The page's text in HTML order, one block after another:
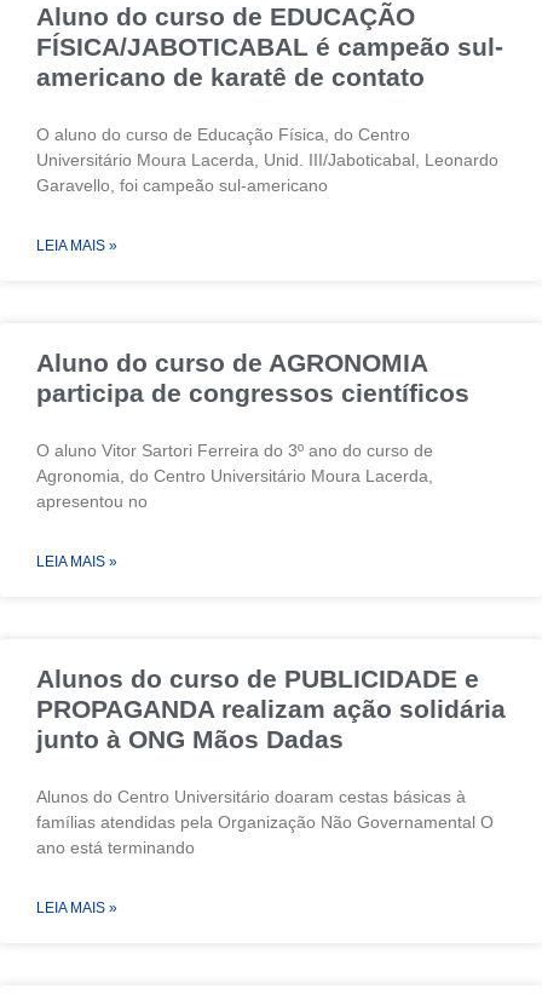
Aluno do curso de EDUCAÇÃO
FÍSICA/JABOTICABAL é campeão sul-
americano de karatê de contato
O aluno do curso de Educação Física, do Centro
Universitário Moura Lacerda, Unid. III/Jaboticabal, Leonardo
Garavello, foi campeão sul-americano
LEIA MAIS »
Aluno do curso de AGRONOMIA
participa de congressos científicos
O aluno Vitor Sartori Ferreira do 3º ano do curso de
Agronomia, do Centro Universitário Moura Lacerda,
apresentou no
LEIA MAIS »
Alunos do curso de PUBLICIDADE e
PROPAGANDA realizam ação solidária
junto à ONG Mãos Dadas
Alunos do Centro Universitário doaram cestas básicas à
famílias atendidas pela Organização Não Governamental O
ano está terminando
LEIA MAIS »